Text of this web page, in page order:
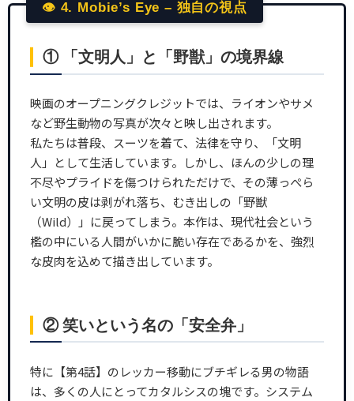
👁 4. Mobie’s Eye – 独自の視点
① 「文明人」と「野獣」の境界線
映画のオープニングクレジットでは、ライオンやサメ
など野生動物の写真が次々と映し出されます。
私たちは普段、スーツを着て、法律を守り、「文明
人」として生活しています。しかし、ほんの少しの理
不尽やプライドを傷つけられただけで、その薄っぺら
い文明の皮は剥がれ落ち、むき出しの「野獣
（Wild）」に戻ってしまう。本作は、現代社会という
檻の中にいる人間がいかに脆い存在であるかを、強烈
な皮肉を込めて描き出しています。
② 笑いという名の「安全弁」
特に【第4話】のレッカー移動にブチギレる男の物語
は、多くの人にとってカタルシスの塊です。システム